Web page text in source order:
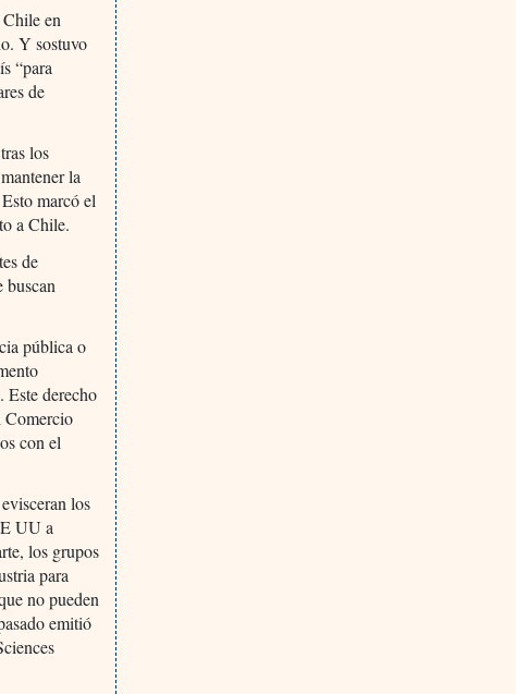
en
Y sostuvo
“para
de
los
la
marcó el
a Chile.
de
buscan
pública o
Este derecho
Comercio
con el
los
UU a
los grupos
para
no pueden
emitió